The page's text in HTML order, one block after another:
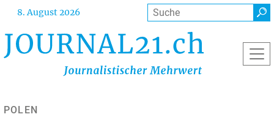
Direkt
Inhalt
8. August 2026 Suche
POLEN